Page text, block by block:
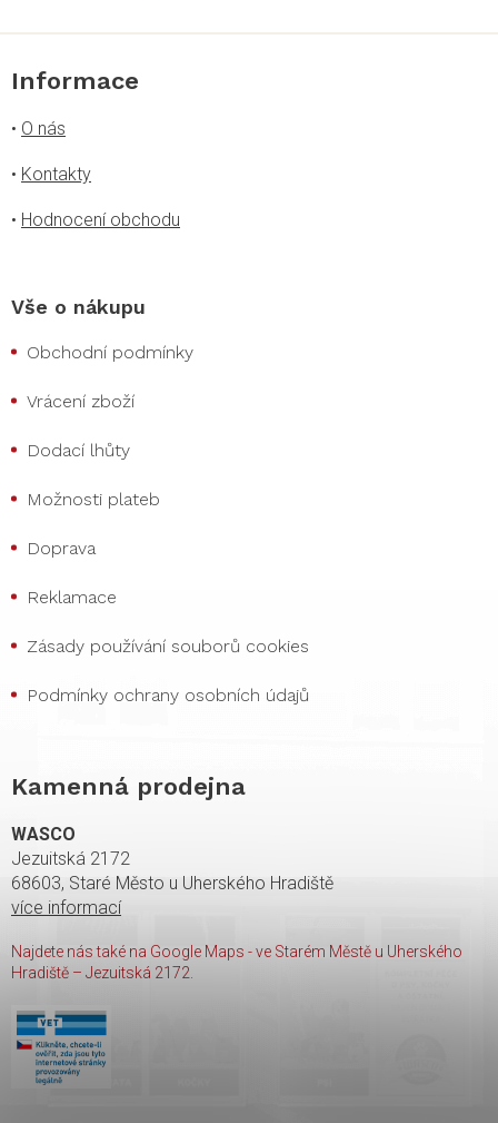
Informace
• O nás
• Kontakty
• Hodnocení obchodu
Vše o nákupu
Obchodní podmínky
Vrácení zboží
Dodací lhůty
Možnosti plateb
Doprava
Reklamace
Zásady používání souborů cookies
Podmínky ochrany osobních údajů
Kamenná prodejna
WASCO
Jezuitská 2172
68603, Staré Město u Uherského Hradiště
více informací
Najdete nás také na Google Maps - ve Starém Městě u Uherského
Hradiště – Jezuitská 2172.